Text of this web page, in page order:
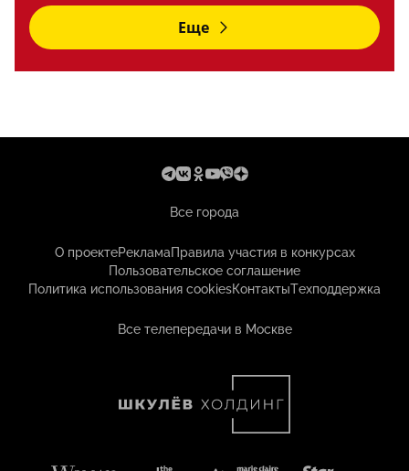
Еще
Все города
О проектеРекламаПравила участия в конкурсах
Пользовательское соглашение
Политика использования cookiesКонтактыТехподдержка
Все телепередачи в Москве